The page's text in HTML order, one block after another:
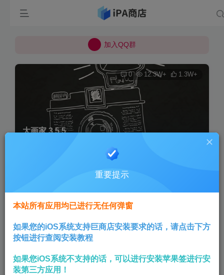
所有上传的应用 均已通过 严格的安全检测
加入QQ群
大画家 3.5.5
0 12.3W+ 1.3W+
解锁Pro会员
去启动内置广告
重要提示
本站所有应用均已进行无任何弹窗
如果您的iOS系统支持巨商店安装要求的话，请点击下方
按钮进行查阅安装教程
如果您iOS系统不支持的话，可以进行安装苹果签进行安
装第三方应用！